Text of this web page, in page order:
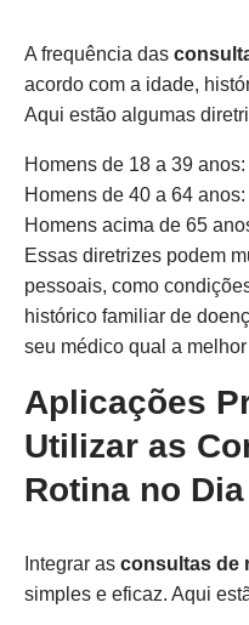
A frequência das
acordo com a idade,
Aqui estão algumas
Homens de 18 a 39
Homens de 40 a 64
Homens acima de 65
Essas diretrizes podem
pessoais, como
histórico familiar de
seu médico qual a
Aplicações
Utilizar as
Rotina no
Integrar as consultas de
simples e eficaz. Aqui